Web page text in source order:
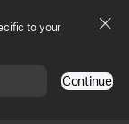
to your
Continue